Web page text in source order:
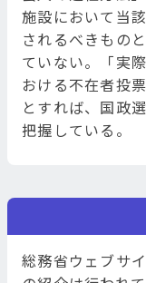
施設において当
されるべきもの
ていない。「実
おける不在者投
とすれば、国政
把握している。
総務省ウェブサ